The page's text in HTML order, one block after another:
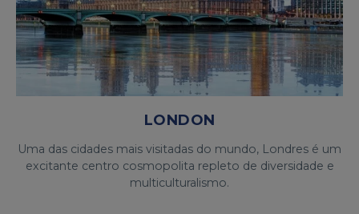
LONDON
Uma das cidades mais visitadas do mundo, Londres é um
excitante centro cosmopolita repleto de diversidade e
multiculturalismo.